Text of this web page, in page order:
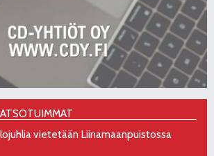
vietetään Liinamaanpuistossa